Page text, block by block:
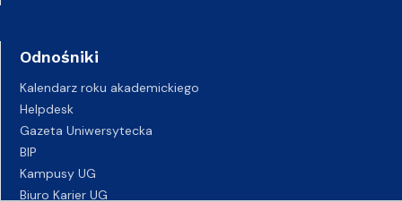
Odnośniki
Kalendarz roku akademickiego
Helpdesk
Gazeta Uniwersytecka
BIP
Kampusy UG
Biuro Karier UG